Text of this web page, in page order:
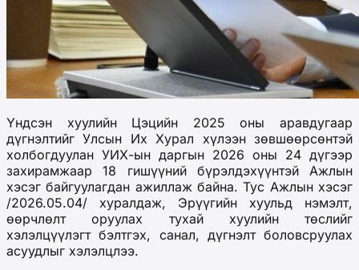
Үндсэн хуулийн Цэцийн 2025 оны аравдугаар
дүгнэлтийг Улсын Их Хурал хүлээн зөвшөөрсөнтэй
холбогдуулан УИХ-ын даргын 2026 оны 24 дүгээр
захирамжаар 18 гишүүний бүрэлдэхүүнтэй Ажлын
хэсэг байгуулагдан ажиллаж байна. Тус Ажлын хэсэг
/2026.05.04/ хуралдаж, Эрүүгийн хуульд нэмэлт,
өөрчлөлт оруулах тухай хуулийн төслийг
хэлэлцүүлэгт бэлтгэх, санал, дүгнэлт боловсруулах
асуудлыг хэлэлцлээ.